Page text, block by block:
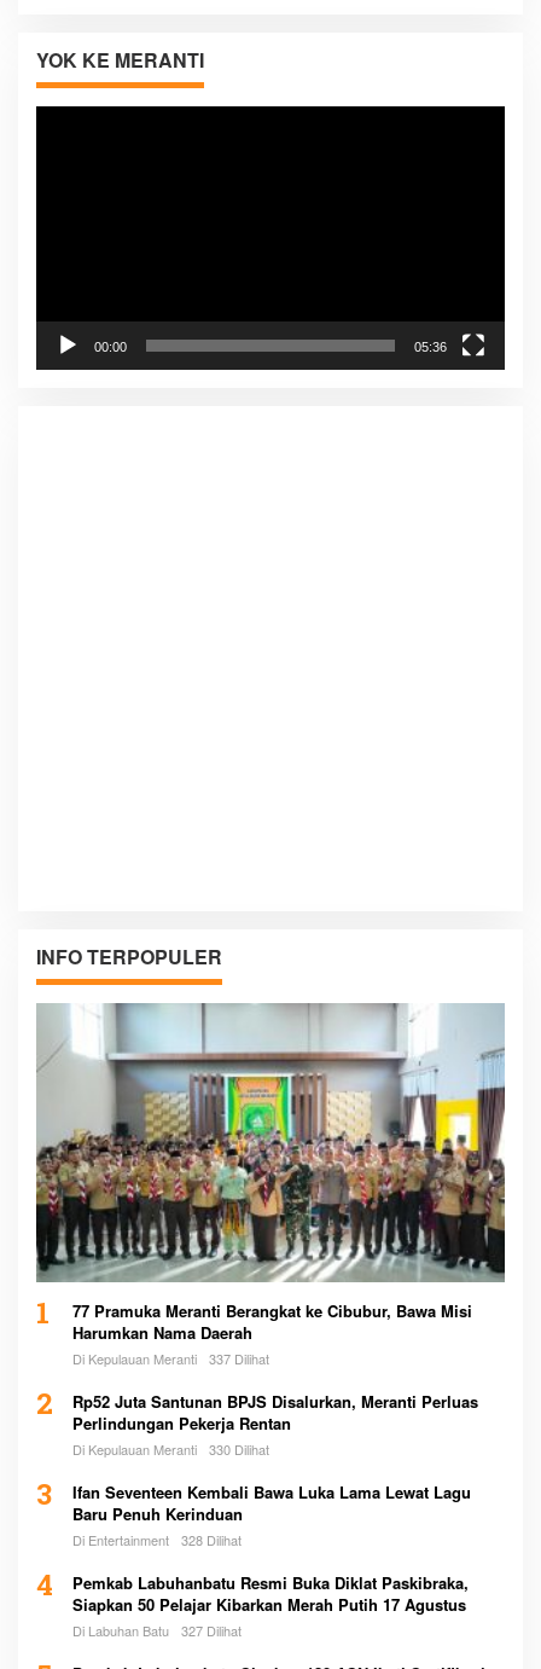
YOK KE MERANTI
00:00 05:36
INFO TERPOPULER
1
77 Pramuka Meranti Berangkat ke Cibubur, Bawa Misi
Harumkan Nama Daerah
Di Kepulauan Meranti 337 Dilihat
2
Rp52 Juta Santunan BPJS Disalurkan, Meranti Perluas
Perlindungan Pekerja Rentan
Di Kepulauan Meranti 330 Dilihat
3
Ifan Seventeen Kembali Bawa Luka Lama Lewat Lagu
Baru Penuh Kerinduan
Di Entertainment 328 Dilihat
4
Pemkab Labuhanbatu Resmi Buka Diklat Paskibraka,
Siapkan 50 Pelajar Kibarkan Merah Putih 17 Agustus
Di Labuhan Batu 327 Dilihat